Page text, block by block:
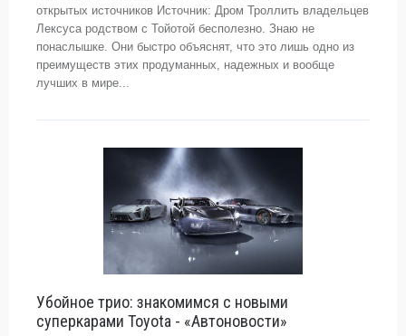
открытых источников Источник: Дром Троллить владельцев
Лексуса родством с Тойотой бесполезно. Знаю не
понаслышке. Они быстро объяснят, что это лишь одно из
преимуществ этих продуманных, надежных и вообще
лучших в мире...
Убойное трио: знакомимся с новыми
суперкарами Toyota - «Автоновости»